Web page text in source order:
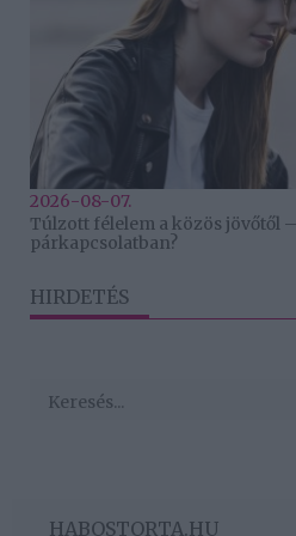
2026-08-07.
Túlzott félelem a közös jövőtől
párkapcsolatban?
HIRDETÉS
HABOSTORTA.HU